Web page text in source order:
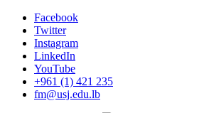
Facebook
Twitter
Instagram
LinkedIn
YouTube
+961 (1) 421 235
fm@usj.edu.lb